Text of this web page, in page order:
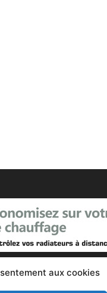
aux cookies